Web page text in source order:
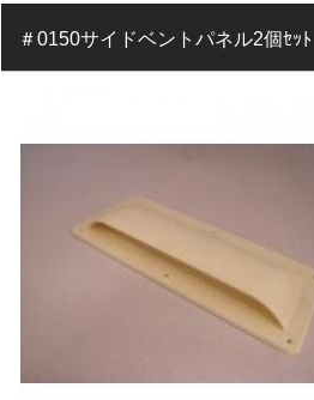
＃0150サイドベントパネル2個ｾｯﾄ